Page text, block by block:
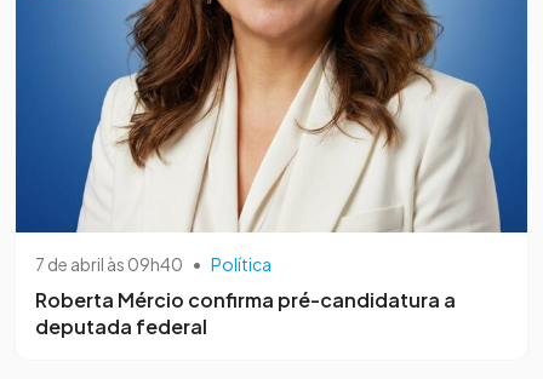
7 de abril às 09h40 • Política
Roberta Mércio confirma pré-candidatura a
deputada federal